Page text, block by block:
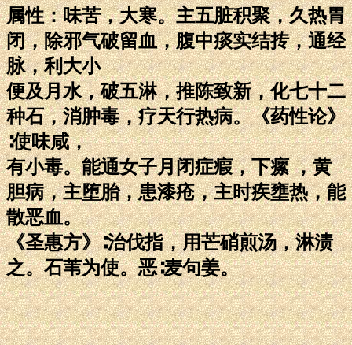
属性：味苦，大寒。主五脏积聚，久热胃
闭，除邪气破留血，腹中痰实结抟，通经
脉，利大小
便及月水，破五淋，推陈致新，化七十二
种石，消肿毒，疗天行热病。《药性论》
∶使味咸，
有小毒。能通女子月闭症瘕，下瘰 ，黄
胆病，主堕胎，患漆疮，主时疾壅热，能
散恶血。
《圣惠方》∶治伐指，用芒硝煎汤，淋渍
之。石苇为使。恶∶麦句姜。